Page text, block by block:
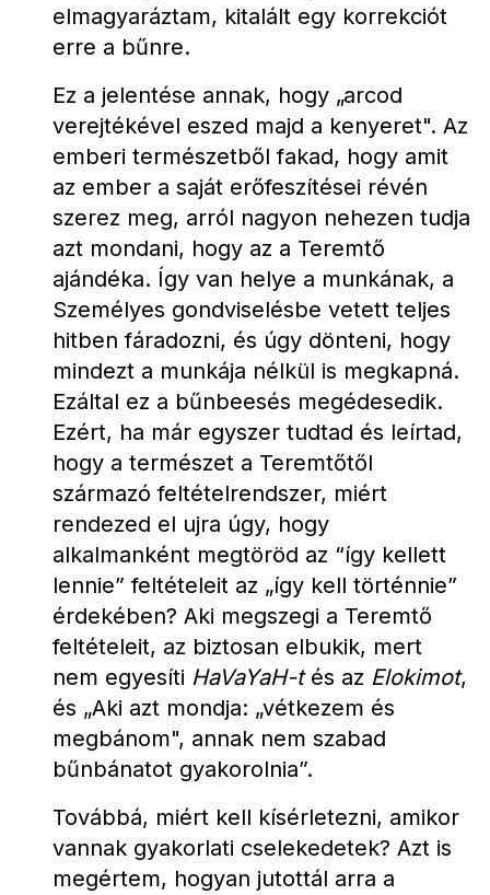
elmagyaráztam, kitalált egy korrekciót
erre a bűnre.
Ez a jelentése annak, hogy „arcod
verejtékével eszed majd a kenyeret". Az
emberi természetből fakad, hogy amit
az ember a saját erőfeszítései révén
szerez meg, arról nagyon nehezen tudja
azt mondani, hogy az a Teremtő
ajándéka. Így van helye a munkának, a
Személyes gondviselésbe vetett teljes
hitben fáradozni, és úgy dönteni, hogy
mindezt a munkája nélkül is megkapná.
Ezáltal ez a bűnbeesés megédesedik.
Ezért, ha már egyszer tudtad és leírtad,
hogy a természet a Teremtőtől
származó feltételrendszer, miért
rendezed el ujra úgy, hogy
alkalmanként megtöröd az “így kellett
lennie” feltételeit az „így kell történnie”
érdekében? Aki megszegi a Teremtő
feltételeit, az biztosan elbukik, mert
nem egyesíti HaVaYaH-t és az Elokimot,
és „Aki azt mondja: „vétkezem és
megbánom", annak nem szabad
bűnbánatot gyakorolnia”.
Továbbá, miért kell kísérletezni, amikor
vannak gyakorlati cselekedetek? Azt is
megértem, hogyan jutottál arra a